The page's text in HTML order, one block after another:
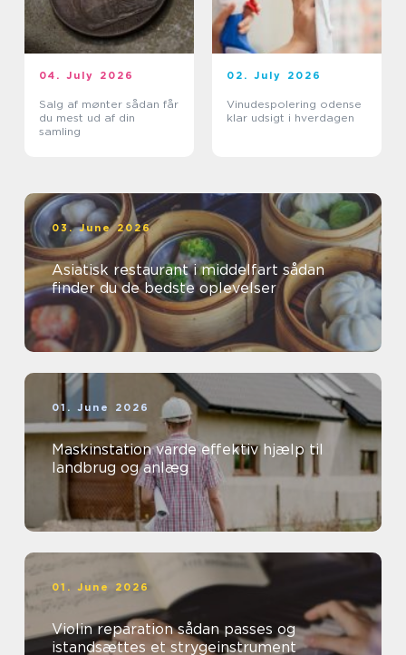
04. July 2026
Salg af mønter sådan får
du mest ud af din
samling
02. July 2026
Vinudespolering odense
klar udsigt i hverdagen
03. June 2026
Asiatisk restaurant i middelfart sådan
finder du de bedste oplevelser
01. June 2026
Maskinstation varde effektiv hjælp til
landbrug og anlæg
01. June 2026
Violin reparation sådan passes og
istandsættes et strygeinstrument